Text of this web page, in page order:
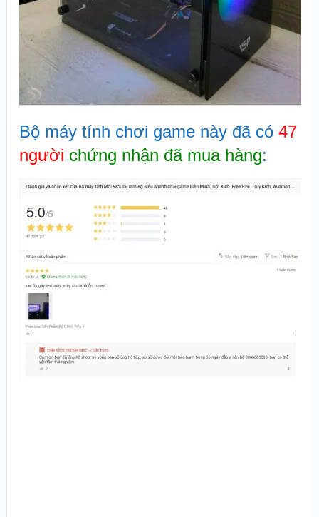
Bộ máy tính chơi game này đã có 47
người chứng nhận đã mua hàng: